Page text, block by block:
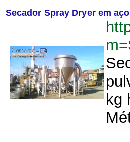
Secador Spray Dryer em
kg